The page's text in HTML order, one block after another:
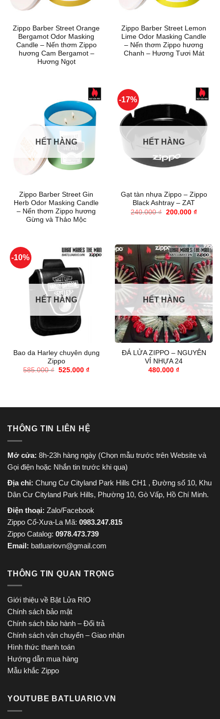
Zippo Barber Street Orange
Bergamot Odor Masking
Candle – Nến thơm Zippo
hương Cam Bergamot –
Hương Ngọt
Zippo Barber Street Lemon
Lime Odor Masking Candle
– Nến thơm Zippo hương
Chanh – Hương Tươi Mát
HẾT HÀNG
Zippo Barber Street Gin
Herb Odor Masking Candle
– Nến thơm Zippo hương
Gừng và Thảo Mộc
-17%
HẾT HÀNG
Gạt tàn nhựa Zippo – Zippo
Black Ashtray – ZAT
240.000₫ Giá
200.000 ₫Giá
-10%
HẾT HÀNG
Bao da Harley chuyên dụng
Zippo
585.000₫ Giá
525.000 ₫Giá
HẾT HÀNG
ĐÁ LỬA ZIPPO – NGUYÊN
VỈ NHỰA 24
480.000 ₫
THÔNG TIN LIÊN HỆ
Mở cửa: 8h-23h hàng ngày (Chọn mẫu trước trên Website và
Gọi điện hoặc Nhắn tin trước khi qua)
Địa chỉ: Chung Cư Cityland Park Hills CH1 , Đường số 10, Khu
Dân Cư Cityland Park Hills, Phường 10, Gò Vấp, Hồ Chí Minh.
Điện thoại: Zalo/Facebook
Zippo Cổ-Xưa-La Mã: 0983.247.815
Zippo Catalog: 0978.473.739
Email: batluariovn@gmail.com
THÔNG TIN QUAN TRỌNG
Giới thiệu về Bật Lửa RIO
Chính sách bảo mật
Chính sách bảo hành – Đổi trả
Chính sách vận chuyển – Giao nhận
Hình thức thanh toán
Hướng dẫn mua hàng
Mẫu khắc Zippo
YOUTUBE BATLUARIO.VN